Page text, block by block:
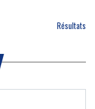
Résultats